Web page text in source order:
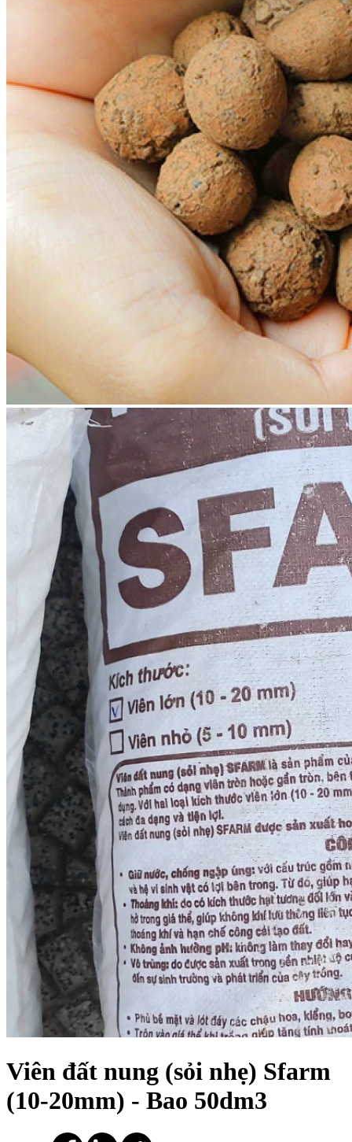
Viên đất nung (sỏi nhẹ) Sfarm
(10-20mm) - Bao 50dm3